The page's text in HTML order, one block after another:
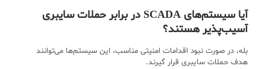
آیا سیستم‌های SCADA در برابر حملات سایبری
آسیب‌پذیر هستند؟
بله، در صورت نبود اقدامات امنیتی مناسب، این سیستم‌ها می‌توانند
هدف حملات سایبری قرار گیرند.